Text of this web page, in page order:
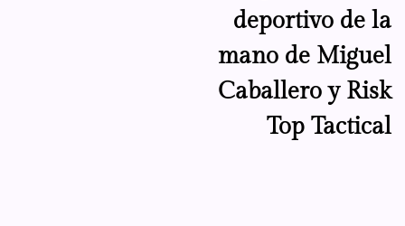
deportivo de la
mano de Miguel
Caballero y Risk
Top Tactical